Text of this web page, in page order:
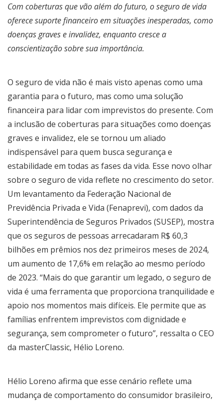
Com coberturas que vão além do futuro, o seguro de vida
oferece suporte financeiro em situações inesperadas, como
doenças graves e invalidez, enquanto cresce a
conscientização sobre sua importância.
O seguro de vida não é mais visto apenas como uma
garantia para o futuro, mas como uma solução
financeira para lidar com imprevistos do presente. Com
a inclusão de coberturas para situações como doenças
graves e invalidez, ele se tornou um aliado
indispensável para quem busca segurança e
estabilidade em todas as fases da vida. Esse novo olhar
sobre o seguro de vida reflete no crescimento do setor.
Um levantamento da Federação Nacional de
Previdência Privada e Vida (Fenaprevi), com dados da
Superintendência de Seguros Privados (SUSEP), mostra
que os seguros de pessoas arrecadaram R$ 60,3
bilhões em prêmios nos dez primeiros meses de 2024,
um aumento de 17,6% em relação ao mesmo período
de 2023. “Mais do que garantir um legado, o seguro de
vida é uma ferramenta que proporciona tranquilidade e
apoio nos momentos mais difíceis. Ele permite que as
famílias enfrentem imprevistos com dignidade e
segurança, sem comprometer o futuro”, ressalta o CEO
da masterClassic, Hélio Loreno.
Hélio Loreno afirma que esse cenário reflete uma
mudança de comportamento do consumidor brasileiro,